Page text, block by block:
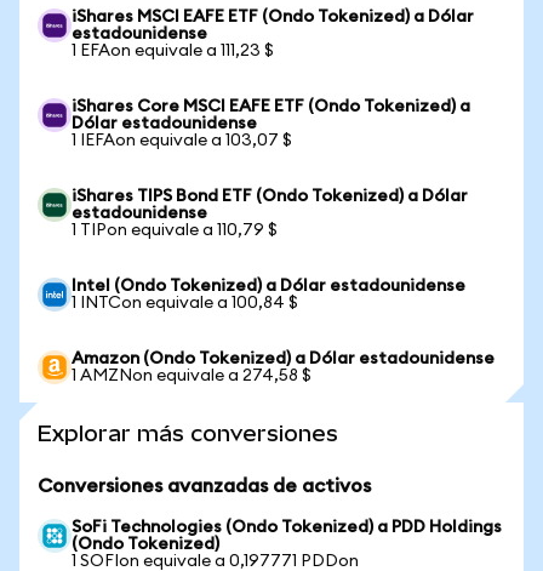
iShares MSCI EAFE ETF (Ondo Tokenized) a Dólar
estadounidense
1 EFAon equivale a 111,23 $
iShares Core MSCI EAFE ETF (Ondo Tokenized) a
Dólar estadounidense
1 IEFAon equivale a 103,07 $
iShares TIPS Bond ETF (Ondo Tokenized) a Dólar
estadounidense
1 TIPon equivale a 110,79 $
Intel (Ondo Tokenized) a Dólar estadounidense
1 INTCon equivale a 100,84 $
Amazon (Ondo Tokenized) a Dólar estadounidense
1 AMZNon equivale a 274,58 $
Explorar más conversiones
Conversiones avanzadas de activos
SoFi Technologies (Ondo Tokenized) a PDD Holdings
(Ondo Tokenized)
1 SOFIon equivale a 0,197771 PDDon